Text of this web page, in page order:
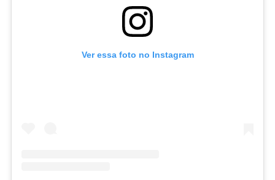
Ver essa foto no Instagram